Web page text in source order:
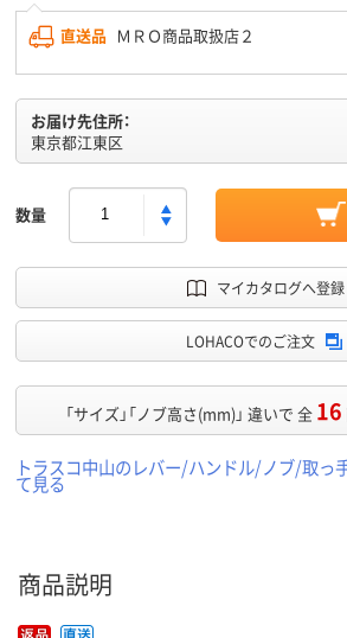
直送品 ＭＲＯ商品取扱店２
お届け先住所：
東京都江東区
数量
マイカタログへ登録
LOHACOでのご注文
「サイズ」「ノブ高さ(mm)」 違いで 全 16
トラスコ中山のレバー/ハンドル/ノブ/取っ
て見る
商品説明